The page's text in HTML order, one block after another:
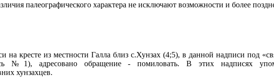
палеографического характера не исключают возможности и более
кресте из местности Галла близ с.Хунзах (4;5), в данной надписи под
№1), адресовано обращение - помиловать. В этих надписях
хунзахцев.